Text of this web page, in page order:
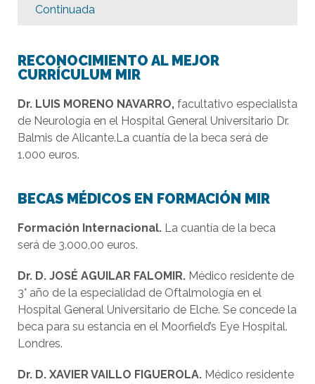
Continuada
RECONOCIMIENTO AL MEJOR
CURRÍCULUM MIR
Dr. LUIS MORENO NAVARRO, facultativo especialista
de Neurología en el Hospital General Universitario Dr.
Balmis de Alicante.La cuantía de la beca será de
1.000 euros.
BECAS MÉDICOS EN FORMACIÓN MIR
Formación Internacional. La cuantía de la beca
será de 3.000,00 euros.
Dr. D. JOSÉ AGUILAR FALOMIR. Médico residente de
3° año de la especialidad de Oftalmología en el
Hospital General Universitario de Elche. Se concede la
beca para su estancia en el Moorfield’s Eye Hospital.
Londres.
Dr. D. XAVIER VAILLO FIGUEROLA. Médico residente